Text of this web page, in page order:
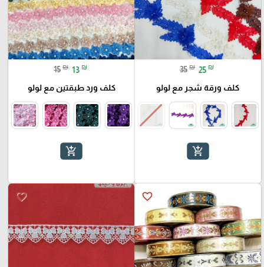
35 ₪ 25 ₪
كلف ورقة شجر مع لولو
add_shopping_cart
15 ₪ 13 ₪
كلف ورد طبقتين مع لولو
add_shopping_cart
favorite_border
favorite_border